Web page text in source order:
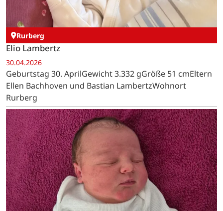
Rurberg
Elio Lambertz
30.04.2026
Geburtstag 30. AprilGewicht 3.332 gGröße 51 cmEltern
Ellen Bachhoven und Bastian LambertzWohnort
Rurberg